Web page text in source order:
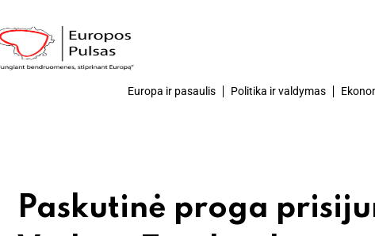
Europa ir pasaulis Politika ir valdymas
Paskutinė proga